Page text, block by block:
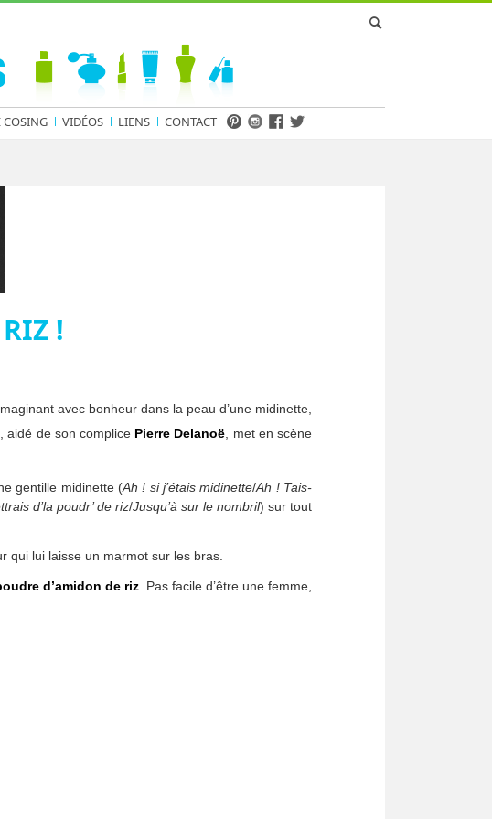
COSING VIDÉOS LIENS CONTACT
!
avec bonheur dans la peau d’une midinette,
aidé de son complice Pierre Delanoë , met en scène
gentille midinette (Ah ! si j’étais midinette/Ah ! Tais-
d’la poudr’ de riz/Jusqu’à sur le nombril) sur tout
qui lui laisse un marmot sur les bras.
d’amidon de riz. Pas facile d’être une femme,